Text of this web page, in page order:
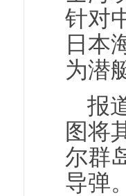
针对
日本
为潜
报
图将
尔群
导弹